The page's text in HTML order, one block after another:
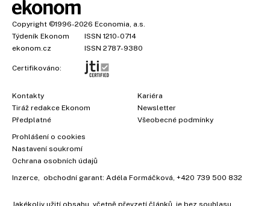
Copyright ©1996-2026 Economia, a.s.
Týdeník Ekonom
ISSN 1210-0714
ekonom.cz
ISSN 2787-9380
Certifikováno:
Kontakty
Tiráž redakce Ekonom
Předplatné
Kariéra
Newsletter
Všeobecné podmínky
Prohlášení o cookies
Nastavení soukromí
Ochrana osobních údajů
Inzerce , obchodní garant: Adéla Formáčková +420 739 500 832
Jakékoliv užití obsahu, včetně převzetí článků, je bez souhlasu